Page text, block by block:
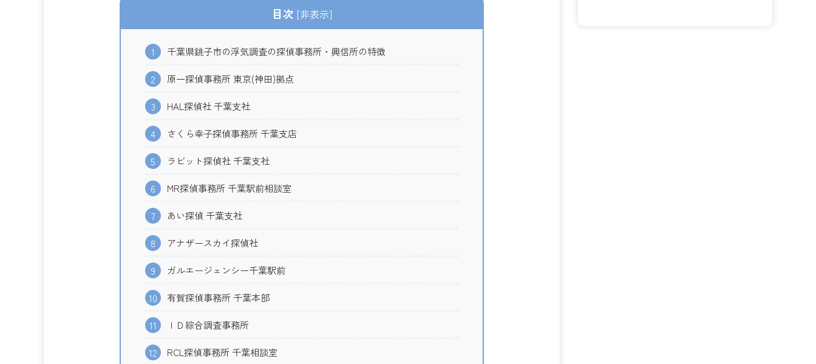
目次 [非表示]
1 千葉県銚子市の浮気調査の探偵事務所・興信所の特徴
2 原一探偵事務所 東京(神田)拠点
3 HAL探偵社 千葉支社
4 さくら幸子探偵事務所 千葉支店
5 ラビット探偵社 千葉支社
6 MR探偵事務所 千葉駅前相談室
7 あい探偵 千葉支社
8 アナザースカイ探偵社
9 ガルエージェンシー千葉駅前
10 有賀探偵事務所 千葉本部
11 ＩＤ綜合調査事務所
12 RCL探偵事務所 千葉相談室